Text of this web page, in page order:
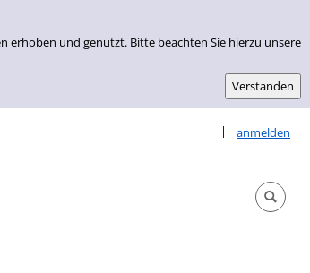
erhoben und genutzt. Bitte beachten Sie hierzu unsere
| anmelden
Sprache